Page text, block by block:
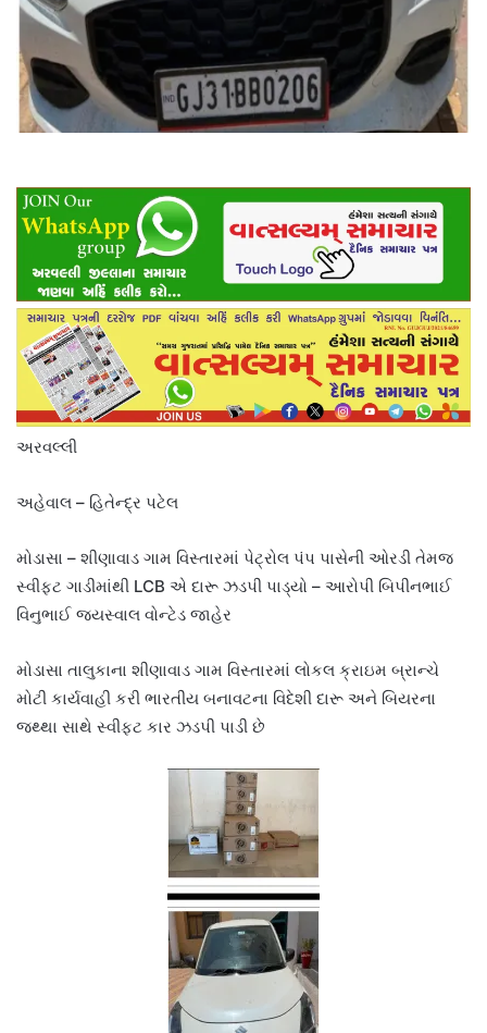
અરવલ્લી
અહેવાલ – હિતેન્દ્ર પટેલ
મોડાસા – શીણાવાડ ગામ વિસ્તારમાં પેટ્રોલ પંપ પાસેની ઓરડી તેમજ
સ્વીફ્ટ ગાડીમાંથી LCB એ દારૂ ઝડપી પાડ્યો – આરોપી બિપીનભાઈ
વિનુભાઈ જયસ્વાલ વોન્ટેડ જાહેર
મોડાસા તાલુકાના શીણાવાડ ગામ વિસ્તારમાં લોકલ ક્રાઇમ બ્રાન્ચે
મોટી કાર્યવાહી કરી ભારતીય બનાવટના વિદેશી દારૂ અને બિયરના
જથ્થા સાથે સ્વીફ્ટ કાર ઝડપી પાડી છે